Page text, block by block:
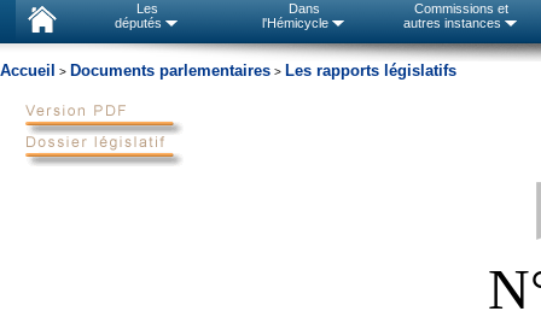
Les
députés
Dans
l'Hémicycle
Commissions et
autres instances
Accueil > Documents parlementaires > Les rapports législatifs
N